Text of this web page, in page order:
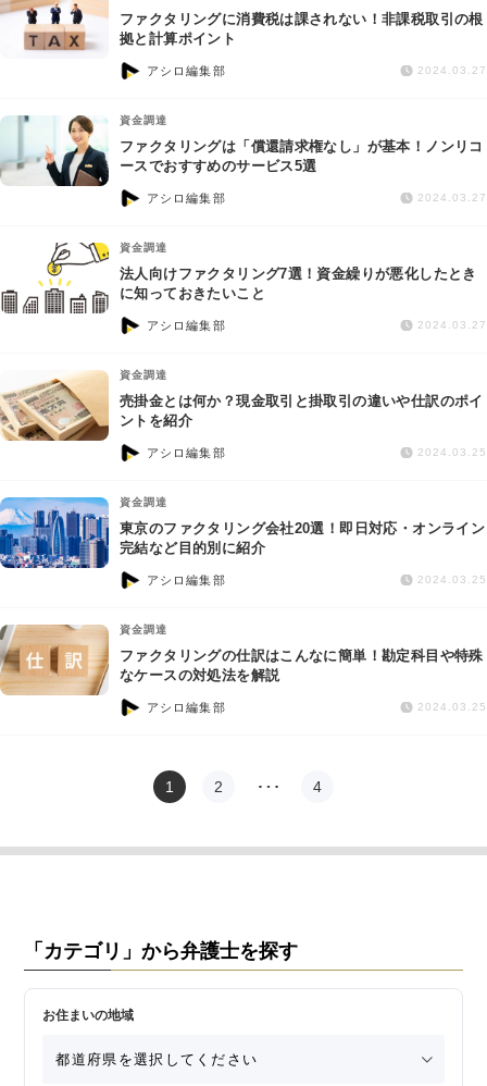
ファクタリングに消費税は課されない！非課税取引の根
拠と計算ポイント
アシロ編集部 2024.03.27
資金調達
ファクタリングは「償還請求権なし」が基本！ノンリコ
ースでおすすめのサービス5選
アシロ編集部 2024.03.27
資金調達
法人向けファクタリング7選！資金繰りが悪化したとき
に知っておきたいこと
アシロ編集部 2024.03.27
資金調達
売掛金とは何か？現金取引と掛取引の違いや仕訳のポイ
ントを紹介
アシロ編集部 2024.03.25
資金調達
東京のファクタリング会社20選！即日対応・オンライン
完結など目的別に紹介
アシロ編集部 2024.03.25
資金調達
ファクタリングの仕訳はこんなに簡単！勘定科目や特殊
なケースの対処法を解説
アシロ編集部 2024.03.25
1 2 … 4
「カテゴリ」から弁護士を探す
お住まいの地域